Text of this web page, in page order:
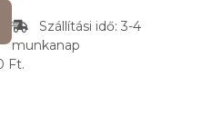
Szállítási idő: 3-4
munkanap
Ft.